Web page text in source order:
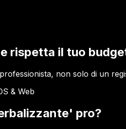
rispetta il tuo
non solo di un
& Web
pro?